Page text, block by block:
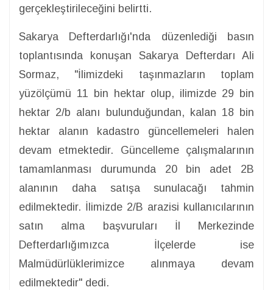
gerçekleştirileceğini belirtti.
Sakarya Defterdarlığı'nda düzenlediği basın
toplantısında konuşan Sakarya Defterdarı Ali
Sormaz, "İlimizdeki taşınmazların toplam
yüzölçümü 11 bin hektar olup, ilimizde 29 bin
hektar 2/b alanı bulunduğundan, kalan 18 bin
hektar alanın kadastro güncellemeleri halen
devam etmektedir. Güncelleme çalışmalarının
tamamlanması durumunda 20 bin adet 2B
alanının daha satışa sunulacağı tahmin
edilmektedir. İlimizde 2/B arazisi kullanıcılarının
satın alma başvuruları İl Merkezinde
Defterdarlığımızca İlçelerde ise
Malmüdürlüklerimizce alınmaya devam
edilmektedir" dedi.